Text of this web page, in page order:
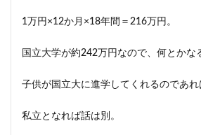
1万円×12か月×18年間＝216万円。
国立大学が約242万円なので、何とかな
子供が国立大に進学してくれるのであれ
私立となれば話は別。